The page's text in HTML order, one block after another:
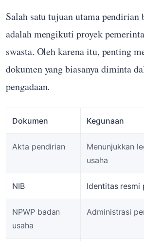
Salah satu tujuan utama pendirian
adalah mengikuti proyek
swasta. Oleh karena itu, penting
dokumen yang biasanya diminta
pengadaan.
Dokumen Kegunaan
Akta pendirian
Menunjukkan
usaha
NIB Identitas resmi
NPWP badan
usaha
Administrasi